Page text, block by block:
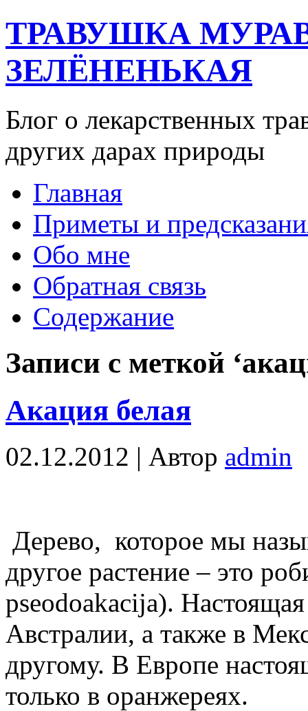
ТРАВУШКА
ЗЕЛЁНЕНЬКАЯ
Блог о лекарственных
других дарах природы
Главная
Приметы и
Обо мне
Обратная связь
Содержание
Записи с меткой
Акация белая
02.12.2012 | Автор admin
Дерево, которое мы
другое растение – это
pseodoakacija).
Австралии, а также в
другому. В Европе
только в оранжереях.